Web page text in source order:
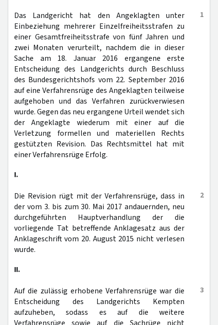
1
Das Landgericht hat den Angeklagten unter
Einbeziehung mehrerer Einzelfreiheitsstrafen zu
einer Gesamtfreiheitsstrafe von fünf Jahren und
zwei Monaten verurteilt, nachdem die in dieser
Sache am 18. Januar 2016 ergangene erste
Entscheidung des Landgerichts durch Beschluss
des Bundesgerichtshofs vom 22. September 2016
auf eine Verfahrensrüge des Angeklagten teilweise
aufgehoben und das Verfahren zurückverwiesen
wurde. Gegen das neu ergangene Urteil wendet sich
der Angeklagte wiederum mit einer auf die
Verletzung formellen und materiellen Rechts
gestützten Revision. Das Rechtsmittel hat mit
einer Verfahrensrüge Erfolg.
I.
2
Die Revision rügt mit der Verfahrensrüge, dass in
der vom 3. bis zum 30. Mai 2017 andauernden, neu
durchgeführten Hauptverhandlung der die
vorliegende Tat betreffende Anklagesatz aus der
Anklageschrift vom 20. August 2015 nicht verlesen
wurde.
II.
3
Auf die zulässig erhobene Verfahrensrüge war die
Entscheidung des Landgerichts Kempten
aufzuheben, sodass es auf die weitere